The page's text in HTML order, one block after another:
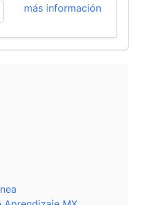
más información